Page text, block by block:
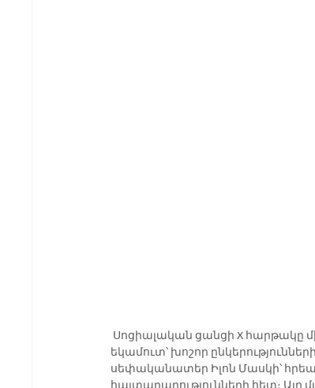
եկամուտ՝ խոշոր
սեփականատեր Իլոն Մասկի՝
հայտարարությունների հետ։ Այդ